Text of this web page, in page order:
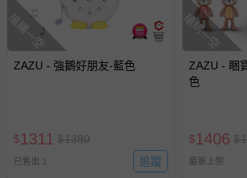
-個人衛生用品（例如尿布、貼身衣
墊、寢具類等）。
-新生兒親膚衣物（嬰幼兒包巾與背
褲、紗布衣等）。
-接觸性孕哺產品（奶嘴、奶瓶、擠
示字句等說明貼紙、封條者。
國際航空、客運、訂房等服務。
搶購一空
ZAZU - 強鵝好朋友-藍色
$1311 $1380
已售出 1 追蹤
搶購一空
ZAZU - 睏
色
$1406 $
最新上架